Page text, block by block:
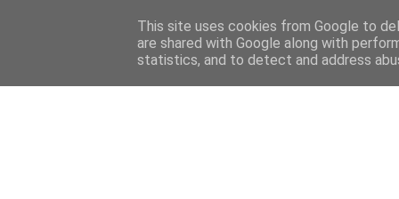
This site uses cookies from Google to
are shared with Google along with
statistics, and to detect and address